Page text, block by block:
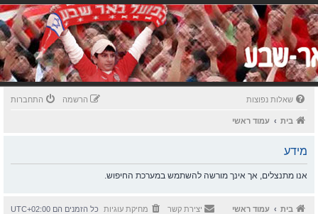
שאלות נפוצות התחברות הרשמה
בית עמוד ראשי
מידע
אנו מתנצלים, אך אינך מורשה להשתמש במערכת החיפוש.
בית עמוד ראשי כל הזמנים הם UTC+02:00 מחיקת עוגיות יצירת קשר